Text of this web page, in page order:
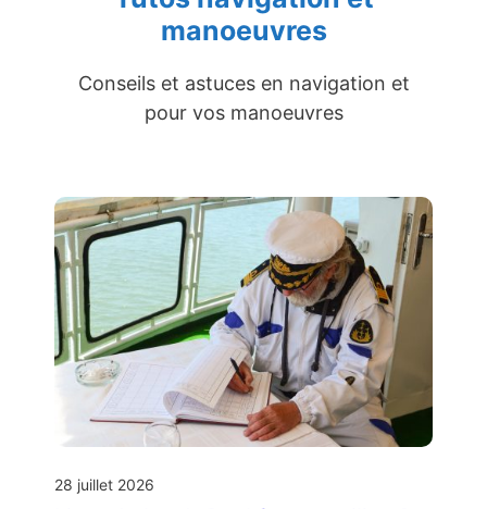
manoeuvres
Conseils et astuces en navigation et
pour vos manoeuvres
28 juillet 2026